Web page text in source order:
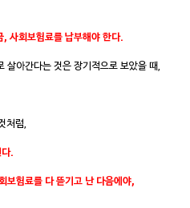
사회보험료를 납부해야 한다.
살아간다는 것은 장기적으로 보았을 때,
처럼,
.
보험료를 다 뜯기고 난 다음에야,